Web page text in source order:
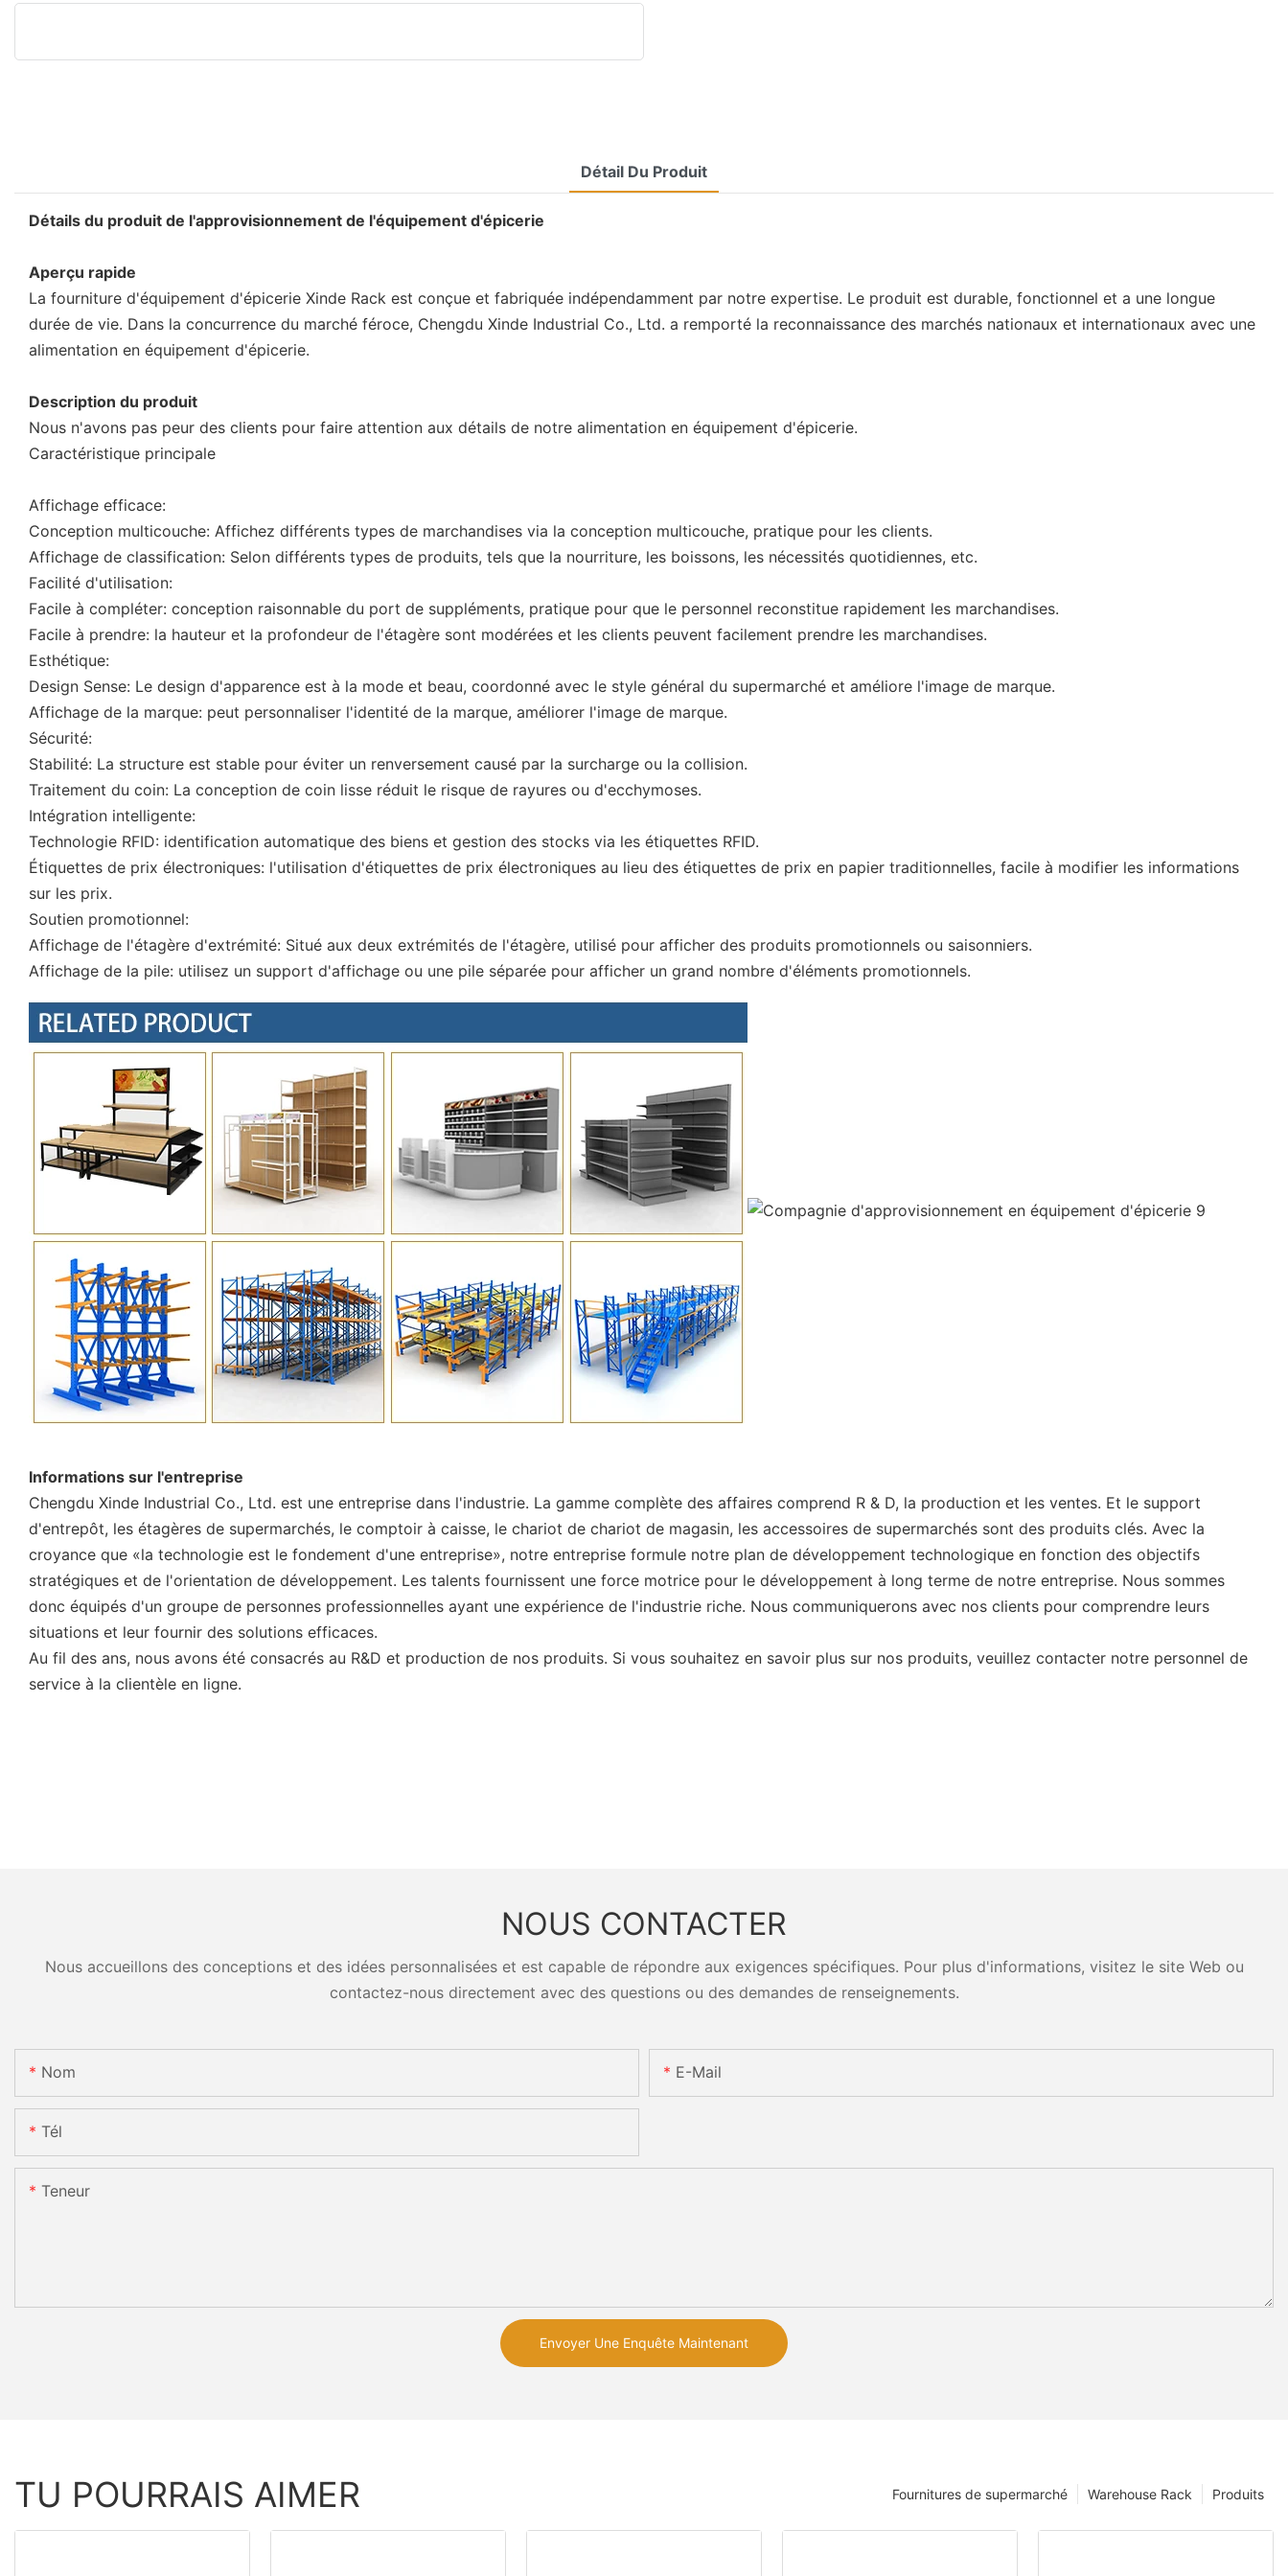
Détail Du Produit
Détails du produit de l'approvisionnement de l'équipement d'épicerie
Aperçu rapide
La fourniture d'équipement d'épicerie Xinde Rack est conçue et fabriquée indépendamment par notre expertise. Le produit est durable, fonctionnel et a une longue
durée de vie. Dans la concurrence du marché féroce, Chengdu Xinde Industrial Co., Ltd. a remporté la reconnaissance des marchés nationaux et internationaux avec une
alimentation en équipement d'épicerie.
Description du produit
Nous n'avons pas peur des clients pour faire attention aux détails de notre alimentation en équipement d'épicerie.
Caractéristique principale
Affichage efficace:
Conception multicouche: Affichez différents types de marchandises via la conception multicouche, pratique pour les clients.
Affichage de classification: Selon différents types de produits, tels que la nourriture, les boissons, les nécessités quotidiennes, etc.
Facilité d'utilisation:
Facile à compléter: conception raisonnable du port de suppléments, pratique pour que le personnel reconstitue rapidement les marchandises.
Facile à prendre: la hauteur et la profondeur de l'étagère sont modérées et les clients peuvent facilement prendre les marchandises.
Esthétique:
Design Sense: Le design d'apparence est à la mode et beau, coordonné avec le style général du supermarché et améliore l'image de marque.
Affichage de la marque: peut personnaliser l'identité de la marque, améliorer l'image de marque.
Sécurité:
Stabilité: La structure est stable pour éviter un renversement causé par la surcharge ou la collision.
Traitement du coin: La conception de coin lisse réduit le risque de rayures ou d'ecchymoses.
Intégration intelligente:
Technologie RFID: identification automatique des biens et gestion des stocks via les étiquettes RFID.
Étiquettes de prix électroniques: l'utilisation d'étiquettes de prix électroniques au lieu des étiquettes de prix en papier traditionnelles, facile à modifier les informations
sur les prix.
Soutien promotionnel:
Affichage de l'étagère d'extrémité: Situé aux deux extrémités de l'étagère, utilisé pour afficher des produits promotionnels ou saisonniers.
Affichage de la pile: utilisez un support d'affichage ou une pile séparée pour afficher un grand nombre d'éléments promotionnels.
Informations sur l'entreprise
Chengdu Xinde Industrial Co., Ltd. est une entreprise dans l'industrie. La gamme complète des affaires comprend R & D, la production et les ventes. Et le support
d'entrepôt, les étagères de supermarchés, le comptoir à caisse, le chariot de chariot de magasin, les accessoires de supermarchés sont des produits clés. Avec la
croyance que «la technologie est le fondement d'une entreprise», notre entreprise formule notre plan de développement technologique en fonction des objectifs
stratégiques et de l'orientation de développement. Les talents fournissent une force motrice pour le développement à long terme de notre entreprise. Nous sommes
donc équipés d'un groupe de personnes professionnelles ayant une expérience de l'industrie riche. Nous communiquerons avec nos clients pour comprendre leurs
situations et leur fournir des solutions efficaces.
Au fil des ans, nous avons été consacrés au R&D et production de nos produits. Si vous souhaitez en savoir plus sur nos produits, veuillez contacter notre personnel de
service à la clientèle en ligne.
NOUS CONTACTER
Nous accueillons des conceptions et des idées personnalisées et est capable de répondre aux exigences spécifiques. Pour plus d'informations, visitez le site Web ou
contactez-nous directement avec des questions ou des demandes de renseignements.
Nom E-Mail
Tél
Teneur
Envoyer Une Enquête Maintenant
TU POURRAIS AIMER Produits
Warehouse Rack
Fournitures de supermarché